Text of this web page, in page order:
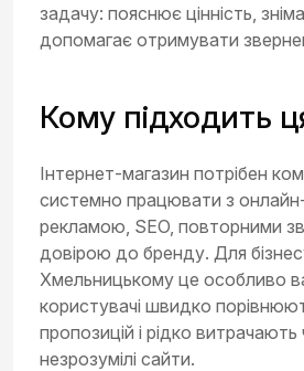
задачу: пояснює цінність,
допомагає отримувати
Кому підходить
Інтернет-магазин потрібен
системно працювати з
рекламою, SEO, повторними
довірою до бренду. Для
Хмельницькому це особливо
користувачі швидко
пропозицій і рідко витрачають
незрозумілі сайти.